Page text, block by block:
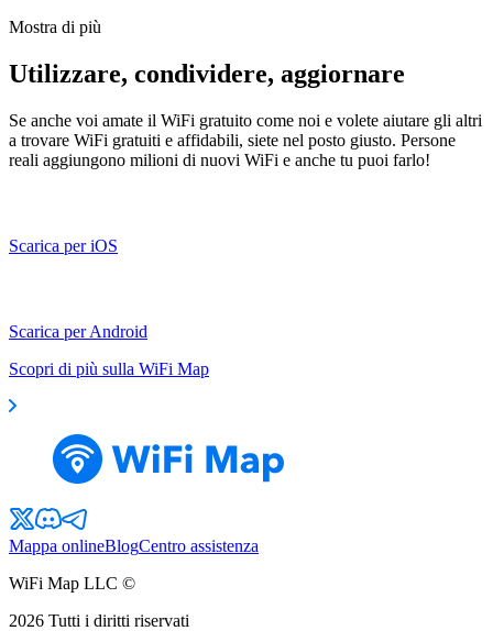
Mostra di più
Utilizzare, condividere, aggiornare
Se anche voi amate il WiFi gratuito come noi e volete aiutare gli altri
a trovare WiFi gratuiti e affidabili, siete nel posto giusto. Persone
reali aggiungono milioni di nuovi WiFi e anche tu puoi farlo!
Scarica per iOS
Scarica per Android
Scopri di più sulla WiFi Map
Mappa onlineBlogCentro assistenza
WiFi Map LLC ©
2026 Tutti i diritti riservati